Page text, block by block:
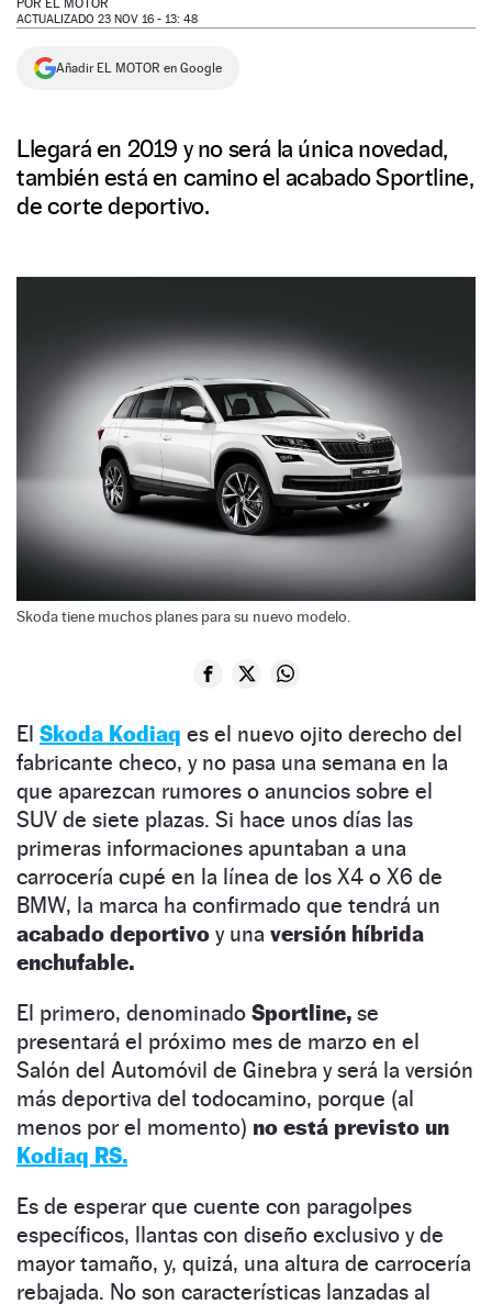
NEWSLETTER
POR EL MOTOR
ACTUALIZADO 23 NOV 16 - 13: 48
Añadir EL MOTOR en Google
Llegará en 2019 y no será la única novedad,
también está en camino el acabado Sportline,
de corte deportivo.
Skoda tiene muchos planes para su nuevo modelo.
El Skoda Kodiaq es el nuevo ojito derecho del
fabricante checo, y no pasa una semana en la
que aparezcan rumores o anuncios sobre el
SUV de siete plazas. Si hace unos días las
primeras informaciones apuntaban a una
carrocería cupé en la línea de los X4 o X6 de
BMW, la marca ha confirmado que tendrá un
acabado deportivo y una versión híbrida
enchufable.
El primero, denominado Sportline, se
presentará el próximo mes de marzo en el
Salón del Automóvil de Ginebra y será la versión
más deportiva del todocamino, porque (al
menos por el momento) no está previsto un
Kodiaq RS.
Es de esperar que cuente con paragolpes
específicos, llantas con diseño exclusivo y de
mayor tamaño, y, quizá, una altura de carrocería
rebajada. No son características lanzadas al